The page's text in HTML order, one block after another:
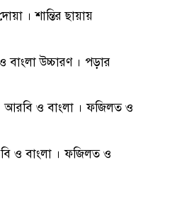
। শান্তির ছায়ায়
বাংলা উচ্চারণ । পড়ার
আরবি ও বাংলা । ফজিলত ও
ও বাংলা । ফজিলত ও